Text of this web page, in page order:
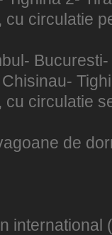
circulatie
circulatie
de
international